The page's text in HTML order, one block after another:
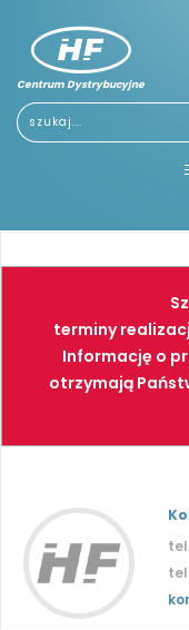
Centrum Dystrybucyjne
NARZĘDZIA
FARBY
terminy
Informację o
otrzymają